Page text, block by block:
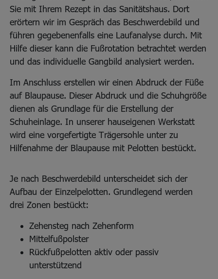
Sie mit Ihrem Rezept in das Sanitätshaus. Dort
erörtern wir im Gespräch das Beschwerdebild und
führen gegebenenfalls eine Laufanalyse durch. Mit
Hilfe dieser kann die Fußrotation betrachtet werden
und das individuelle Gangbild analysiert werden.
Im Anschluss erstellen wir einen Abdruck der Füße
auf Blaupause. Dieser Abdruck und die Schuhgröße
dienen als Grundlage für die Erstellung der
Schuheinlage. In unserer hauseigenen Werkstatt
wird eine vorgefertigte Trägersohle unter zu
Hilfenahme der Blaupause mit Pelotten bestückt.
Je nach Beschwerdebild unterscheidet sich der
Aufbau der Einzelpelotten. Grundlegend werden
drei Zonen bestückt:
Zehensteg nach Zehenform
Mittelfußpolster
Rückfußpelotten aktiv oder passiv
unterstützend